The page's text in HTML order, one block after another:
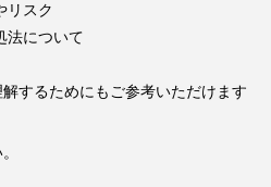
リスク
法について
するためにもご参考いただけます